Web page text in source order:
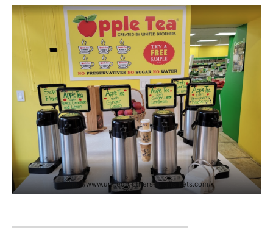
https://www.unitedbrothersfruitmarkets.com/